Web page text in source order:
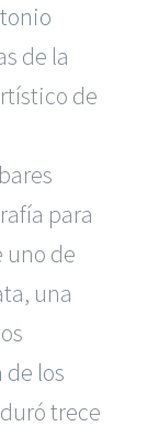
de la
de
para
uno de
una
de los
trece